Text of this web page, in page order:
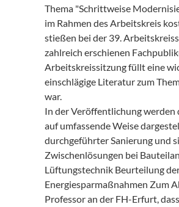
Thema "Schrittweise
im Rahmen des Arbeitskreis
stießen bei der 39.
zahlreich erschienen
Arbeitskreissitzung füllt eine
einschlägige Literatur zum
war.
In der Veröffentlichung
auf umfassende Weise
durchgeführter Sanierung und
Zwischenlösungen bei
Lüftungstechnik Beurteilung
Energiesparmaßnahmen Zum
Professor an der FH-Erfurt,